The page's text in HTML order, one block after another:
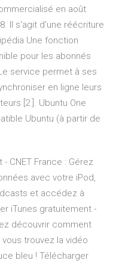
en août
Il s'agit d'une réécriture
Une fonction
pour les abonnés
service permet à ses
en ligne leurs
[2 ]. Ubuntu One
Ubuntu (à partir de
CNET France : Gérez
avec votre iPod,
et accédez à
iTunes gratuitement -
découvrir comment
trouvez la vidéo
bleu ! Télécharger